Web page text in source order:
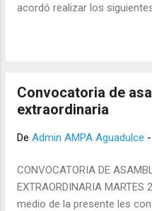
acordó realizar los
de 20 € por año y por
familia), aunque sólo vayan
por días sueltos o aunque
por familia y por año . El
familia desea usar AT y RT
abonar: 20 € por hacerse
Convocatoria de
extraordinaria
De Admin AMPA Aguadulce -
CONVOCATORIA DE
EXTRAORDINARIA MARTES
medio de la presente les